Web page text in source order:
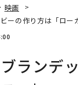
映画
ーの作り方は「ロ
ランデ